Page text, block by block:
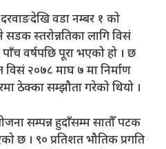
वडा नम्बर १ को
स्तरोन्नतिका लागि विसं
वर्षपछि पूरा भएको हो । छ
विसं २०७८ माघ ७ मा निर्माण
ठेक्का सम्झौता गरेको थियो ।
सम्पन्न हुदाँसम्म सातौँ पटक
छ । ९० प्रतिशत भौतिक प्रगति